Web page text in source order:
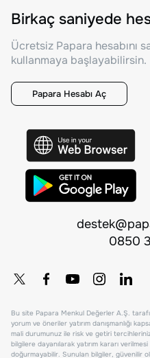
Birkaç saniyede
Ücretsiz Papara hesabını
kullanmaya başlayabilirsin.
Papara Hesabı Aç
0850
Bu site Papara Menkul Değerler A.Ş.
yorum ve öneriler yatırım danışmanlığı
mali durumunuz ile risk ve getiri
bilgilere dayanılarak yatırım kararı
doğurmayabilir. Sunulan bilgiler, güvenilir